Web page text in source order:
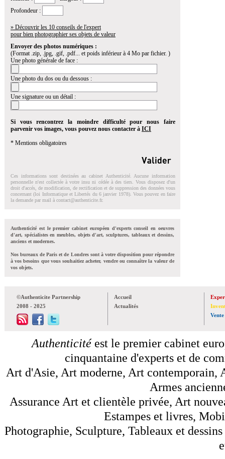
Profondeur :
» Découvrir les 10 conseils de l'expert
pour bien photographier ses objets de valeur
Envoyer des photos numériques :
(Format .zip, .jpg, .gif, .pdf... et poids inférieur à 4 Mo par fichier. )
Une photo générale de face :
Une photo du dos ou du dessous :
Une signature ou un détail :
Si vous rencontrez la moindre difficulté pour nous faire
parvenir vos images, vous pouvez nous contacter à ICI
* Mentions obligatoires
Ces informations sont destinées au cabinet Authenticité. Aucune information
personnelle n'est collectée à votre insu ni cédée à des tiers. Vous disposez d'un
droit d'accés, de modification, de rectification et de suppression des données vous
concernant (loi Informatique et Libertés du 6 janvier 1978). Vous pouvez en faire
la demande par mail à contact@authenticite.fr.
Authenticité est le premier cabinet européen d'experts conseil en oeuvres
d'art, spécialistes en meubles, objets d'art, sculptures, tableaux et dessins,
anciens et modernes.
Nos bureaux de Paris et de Londres sont à votre disposition pour répondre
à vos besoins que vous souhaitiez acheter, vendre ou connaître la valeur de
vos objets.
©Authenticite Partnership
2008 - 2025
Accueil
Actualités
Vente
Authenticitéest le premier cabinet
cinquantaine d'experts et de
Art d'Asie, Art moderne, Art contemporain,
Armes
Assurance Art et clientèle privée, Art
Estampes et livres,
Photographie, Sculpture, Tableaux et